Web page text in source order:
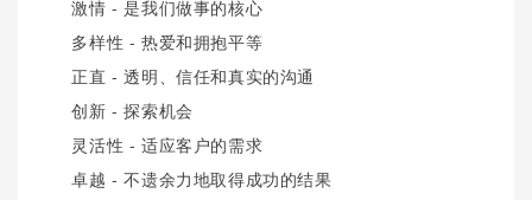
激情 - 是我们做事的核心
多样性 - 热爱和拥抱平等
正直 - 透明、信任和真实的沟通
创新 - 探索机会
灵活性 - 适应客户的需求
卓越 - 不遗余力地取得成功的结果